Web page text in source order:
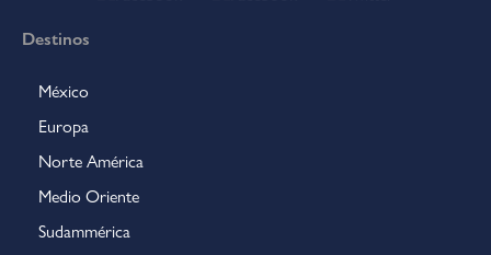
Destinos
México
Europa
Norte América
Medio Oriente
Sudammérica